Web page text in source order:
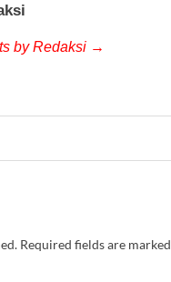
by Redaksi →
Required fields are marked